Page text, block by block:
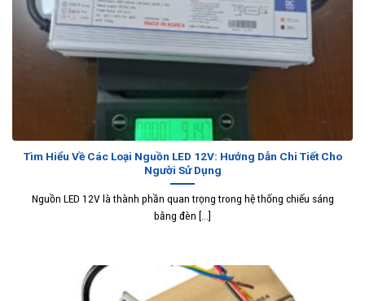
Tìm Hiểu Về Các Loại Nguồn LED 12V: Hướng Dẫn Chi Tiết Cho
Người Sử Dụng
Nguồn LED 12V là thành phần quan trọng trong hệ thống chiếu sáng
bằng đèn [...]